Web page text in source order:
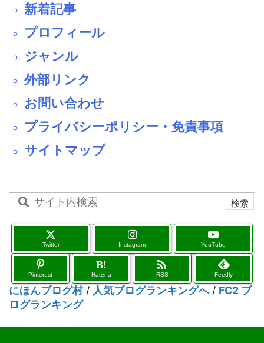
新着記事
プロフィール
ジャンル
外部リンク
お問い合わせ
プライバシーポリシー・免責事項
サイトマップ
Twitter Instagram YouTube
Pinterest
B!
Hatena

RSS Feedly
にほんブログ村/ 人気ブログランキングへ/ FC2 ブ
ログランキング